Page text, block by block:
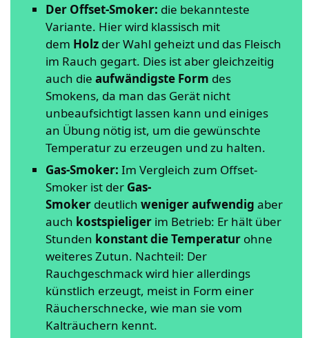
Der Offset-Smoker: die bekannteste
Variante. Hier wird klassisch mit
dem Holz der Wahl geheizt und das Fleisch
im Rauch gegart. Dies ist aber gleichzeitig
auch die aufwändigste Form des
Smokens, da man das Gerät nicht
unbeaufsichtigt lassen kann und einiges
an Übung nötig ist, um die gewünschte
Temperatur zu erzeugen und zu halten.
Gas-Smoker: Im Vergleich zum Offset-
Smoker ist der Gas-
Smoker deutlich weniger aufwendig aber
auch kostspieliger im Betrieb: Er hält über
Stunden konstant die Temperatur ohne
weiteres Zutun. Nachteil: Der
Rauchgeschmack wird hier allerdings
künstlich erzeugt, meist in Form einer
Räucherschnecke, wie man sie vom
Kalträuchern kennt.